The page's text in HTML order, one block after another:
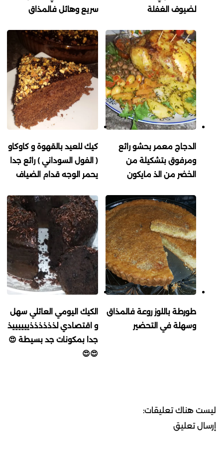
لضيوف الغفلة
سريع وهائل فالمذاق
الدجاج معمر بحشو رائع
ومرفوق بتشكيلة من
الخضر من الذ مايكون
كيك للعيد بالقهوة و كاوكاو
( الفول السوداني ) رائع جدا
يحمر الوجه قدام الضياف
طورطة باللوز روعة فالمذاق
وسهلة في التحضير
الكيك اليومي العائلي سهل
و اقتصادي لذذذذذذييييييذ
جدا بمكونات جد بسيطة 😍
😍😍
ليست هناك تعليقات:
إرسال تعليق